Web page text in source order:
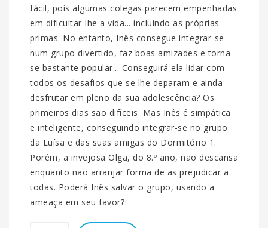
fácil, pois algumas colegas parecem empenhadas
em dificultar-lhe a vida... incluindo as próprias
primas. No entanto, Inês consegue integrar-se
num grupo divertido, faz boas amizades e torna-
se bastante popular... Conseguirá ela lidar com
todos os desafios que se lhe deparam e ainda
desfrutar em pleno da sua adolescência? Os
primeiros dias são difíceis. Mas Inês é simpática
e inteligente, conseguindo integrar-se no grupo
da Luísa e das suas amigas do Dormitório 1.
Porém, a invejosa Olga, do 8.º ano, não descansa
enquanto não arranjar forma de as prejudicar a
todas. Poderá Inês salvar o grupo, usando a
ameaça em seu favor?